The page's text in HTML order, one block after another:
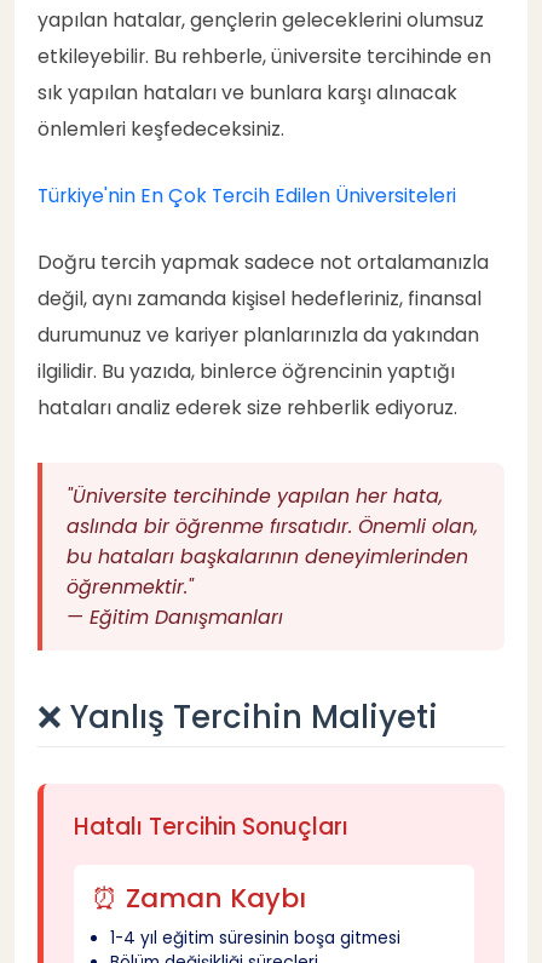
3 ⏰ Zaman Kaybı
💰 Finansal Yük
5 😟 Psikolojik Etki
6 🎯 En Büyük 10 Hata ve Çözümleri
7
1️⃣ Sadece Üniversite Sıralamasına
Odaklanmak
8 ❌ Yaygın Hata
9
10 2️⃣ Finansal Durumu Göz Ardı Etmek
❌ Yaygın Hata
✅ Doğru Yaklaşım
3️⃣ Bölüm Seçiminde Moda Kapılmak
❌ Yaygın Hata
yapılan hatalar, gençlerin geleceklerini olumsuz
etkileyebilir. Bu rehberle, üniversite tercihinde en
sık yapılan hataları ve bunlara karşı alınacak
önlemleri keşfedeceksiniz.
Türkiye'nin En Çok Tercih Edilen Üniversiteleri
Doğru tercih yapmak sadece not ortalamanızla
değil, aynı zamanda kişisel hedefleriniz, finansal
durumunuz ve kariyer planlarınızla da yakından
ilgilidir. Bu yazıda, binlerce öğrencinin yaptığı
hataları analiz ederek size rehberlik ediyoruz.
"Üniversite tercihinde yapılan her hata,
aslında bir öğrenme fırsatıdır. Önemli olan,
bu hataları başkalarının deneyimlerinden
öğrenmektir."
— Eğitim Danışmanları
❌ Yanlış Tercihin Maliyeti
Hatalı Tercihin Sonuçları
⏰ Zaman Kaybı
1-4 yıl eğitim süresinin boşa gitmesi